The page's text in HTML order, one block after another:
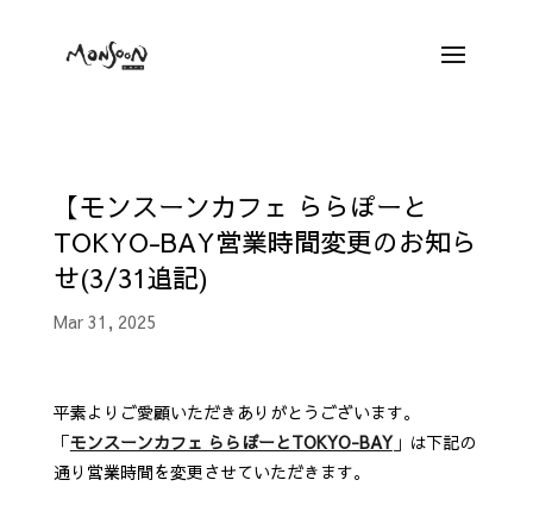
【モンスーンカフェ ららぽーと
TOKYO-BAY営業時間変更のお知ら
せ(3/31追記)
Mar 31, 2025
平素よりご愛顧いただきありがとうございます。
「モンスーンカフェ ららぽーとTOKYO-BAY」は下記の
通り営業時間を変更させていただきます。